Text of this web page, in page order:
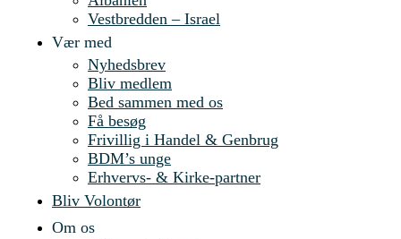
Vestbredden – Israel
Vær med
Nyhedsbrev
Bliv medlem
Bed sammen med os
Få besøg
Frivillig i Handel & Genbrug
BDM’s unge
Erhvervs- & Kirke-partner
Bliv Volontør
Om os